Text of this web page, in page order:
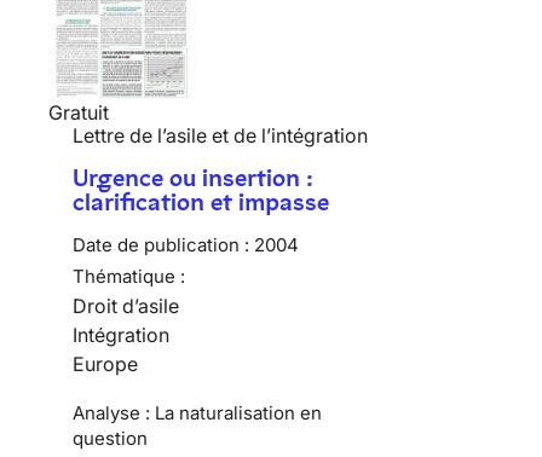
Gratuit
Lettre de l’asile et de l’intégration
Urgence ou insertion :
clarification et impasse
Date de publication : 2004
Thématique :
Droit d’asile
Intégration
Europe
Analyse : La naturalisation en
question